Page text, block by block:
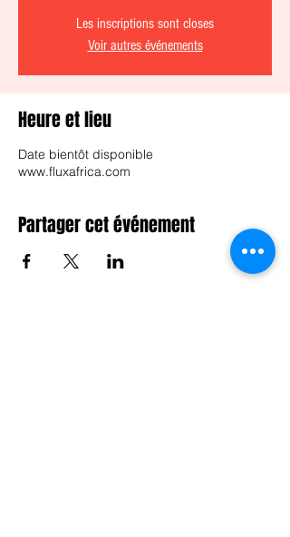
Les inscriptions sont closes
Voir autres événements
Heure et lieu
Date bientôt disponible
www.fluxafrica.com
Partager cet événement